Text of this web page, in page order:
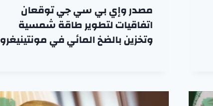
مصدر وإي بي سي جي توقعان
اتفاقيات لتطوير طاقة شمسية
وتخزين بالضخ المائي في مونتينيغرو